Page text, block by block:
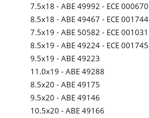
7.5x18 - ABE 49992 - ECE 000670
8.5x18 - ABE 49467 - ECE 001744
7.5x19 - ABE 50582 - ECE 001031
8.5x19 - ABE 49224 - ECE 001745
9.5x19 - ABE 49223
11.0x19 - ABE 49288
8.5x20 - ABE 49175
9.5x20 - ABE 49146
10.5x20 - ABE 49166